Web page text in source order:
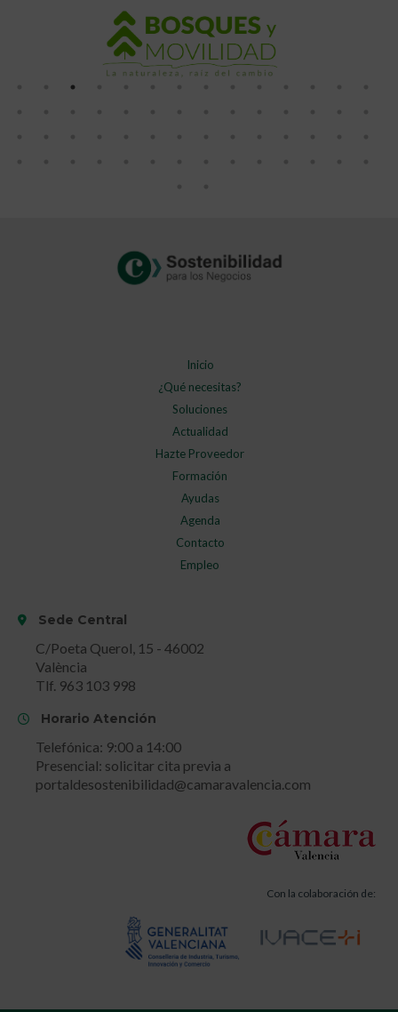
Inicio
¿Qué necesitas?
Soluciones
Actualidad
Hazte Proveedor
Formación
Ayudas
Agenda
Contacto
Empleo
Sede Central
C/Poeta Querol, 15 - 46002
València
Tlf. 963 103 998
Horario Atención
Telefónica: 9:00 a 14:00
Presencial: solicitar cita previa a
portaldesostenibilidad@camaravalencia.com
Con la colaboración de: